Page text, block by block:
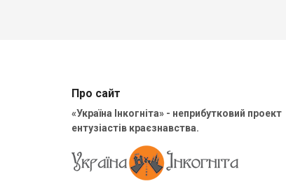
студія Івони Лобан” та Департамент з питань
Про сайт
«Україна Інкогніта» - неприбутковий проект
ентузіастів краєзнавства.